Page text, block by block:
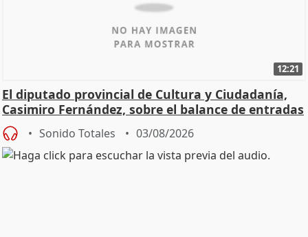
12:21
El diputado provincial de Cultura y Ciudadanía,
Casimiro Fernández, sobre el balance de entradas
Sonido Totales 03/08/2026